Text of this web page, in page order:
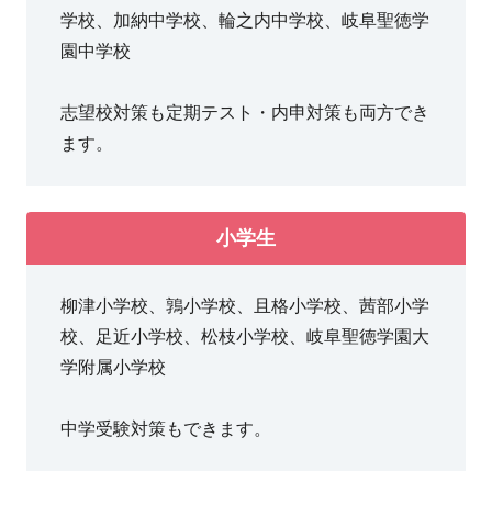
学校、加納中学校、輪之内中学校、岐阜聖徳学
園中学校
志望校対策も定期テスト・内申対策も両方でき
ます。
小学生
柳津小学校、鶉小学校、且格小学校、茜部小学
校、足近小学校、松枝小学校、岐阜聖徳学園大
学附属小学校
中学受験対策もできます。